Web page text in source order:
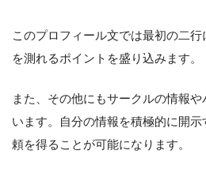
このプロフィール文では最初の二
を測れるポイントを盛り込みます。
また、その他にもサークルの情報
います。自分の情報を積極的に開
頼を得ることが可能になります。